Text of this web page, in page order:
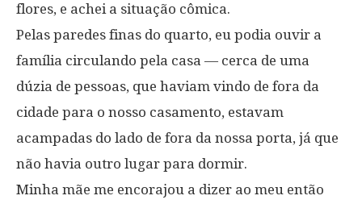
flores, e achei a situação cômica.
Pelas paredes finas do quarto, eu podia ouvir a
família circulando pela casa — cerca de uma
dúzia de pessoas, que haviam vindo de fora da
cidade para o nosso casamento, estavam
acampadas do lado de fora da nossa porta, já que
não havia outro lugar para dormir.
Minha mãe me encorajou a dizer ao meu então